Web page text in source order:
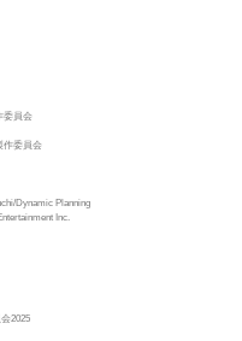
委員会
作委員会
Dynamic Planning
Inc.
2025